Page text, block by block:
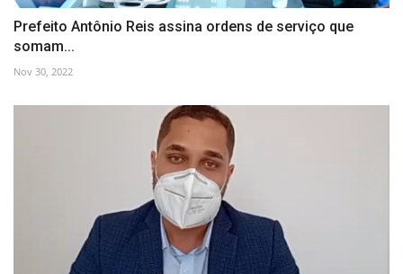
Prefeito Antônio Reis assina ordens de serviço que
somam...
Nov 30, 2022